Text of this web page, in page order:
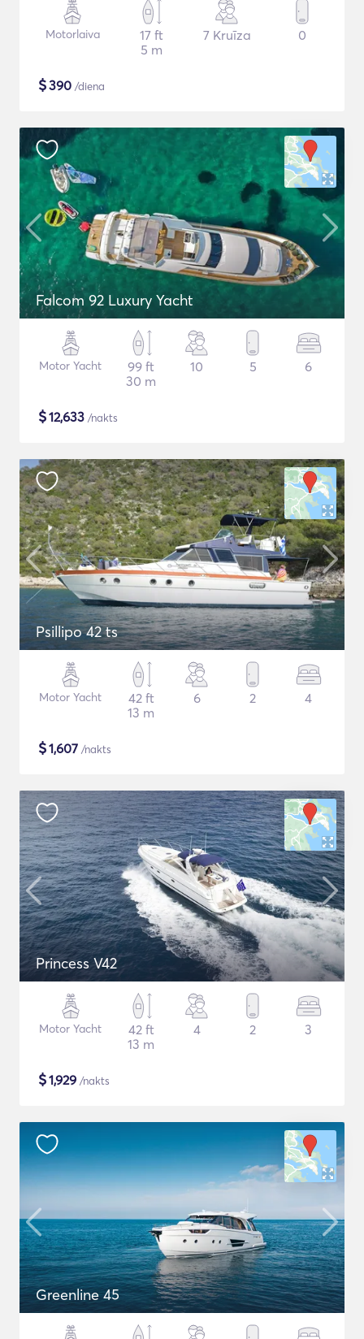
Motorlaiva
17 ft
5 m
7 Kruīza 0
$390 /diena
Falcom 92 Luxury Yacht
Motor Yacht
99 ft
30 m
10 5 6
$12,633 /nakts
Psillipo 42 ts
Motor Yacht
42 ft
13 m
6 2 4
$1,607 /nakts
Princess V42
Motor Yacht
42 ft
13 m
4 2 3
$1,929 /nakts
Greenline 45